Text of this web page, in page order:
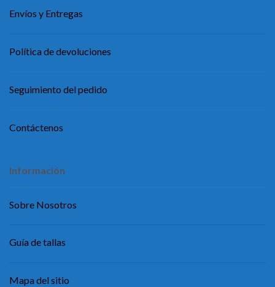
Envíos y Entregas
Política de devoluciones
Seguimiento del pedido
Contáctenos
Información
Sobre Nosotros
Guía de tallas
Mapa del sitio